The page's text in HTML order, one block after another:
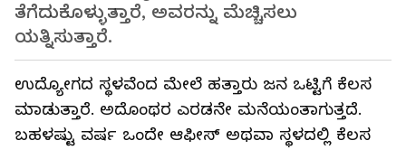
ತೆಗೆದುಕೊಳ್ಳುತ್ತಾರೆ, ಅವರನ್ನು ಮೆಚ್ಚಿಸಲು
ಯತ್ನಿಸುತ್ತಾರೆ.
ಉದ್ಯೋಗದ ಸ್ಥಳವೆಂದ ಮೇಲೆ ಹತ್ತಾರು ಜನ ಒಟ್ಟಿಗೆ ಕೆಲಸ
ಮಾಡುತ್ತಾರೆ. ಅದೊಂಥರ ಎರಡನೇ ಮನೆಯಂತಾಗುತ್ತದೆ.
ಬಹಳಷ್ಟು ವರ್ಷ ಒಂದೇ ಆಫೀಸ್ ಅಥವಾ ಸ್ಥಳದಲ್ಲಿ ಕೆಲಸ